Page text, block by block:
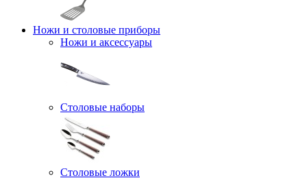
Ножи и столовые приборы
Ножи и аксессуары
Столовые наборы
Столовые ложки